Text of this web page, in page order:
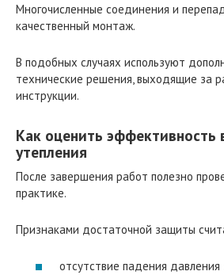
Многочисленные соединения и
качественный монтаж.
В подобных случаях используют
технические решения, выходящие за
инструкции.
Как оценить эффективность
утепления
После завершения работ полезно
практике.
Признаками достаточной защиты
отсутствие падения давления